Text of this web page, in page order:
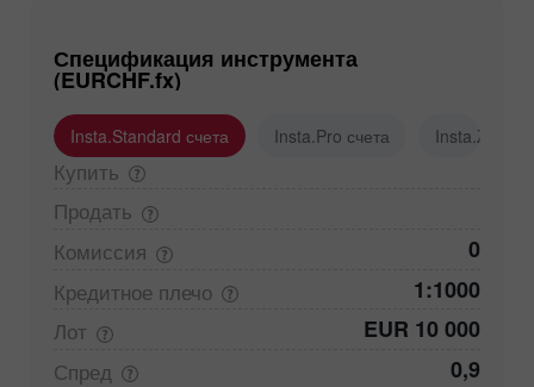
Спецификация инструмента
(EURCHF.fx)
Insta.Standard счета Insta.Pro счета Insta.Zero
Купить
Продать
Комиссия
0
Кредитное плечо 1:1000
Лот EUR 10 000
Спред 0,9